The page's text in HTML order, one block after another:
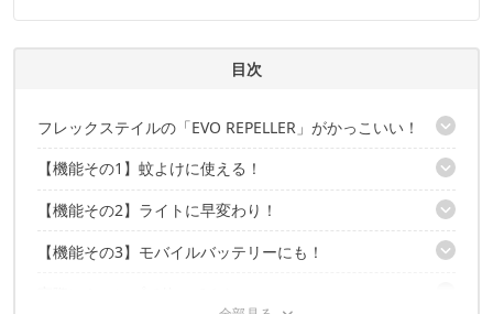
キバのプロフィール
目次
フレックステイルの「EVO REPELLER」がかっこいい！
現物を入手→ディテールをチェック
1台3役のマルチなガジェット
【機能その1】蚊よけに使える！
マットは市販のものでOK
蚊よけモードは2種類
【機能その2】ライトに早変わり！
自由度の高い設置方法
【機能その3】モバイルバッテリーにも！